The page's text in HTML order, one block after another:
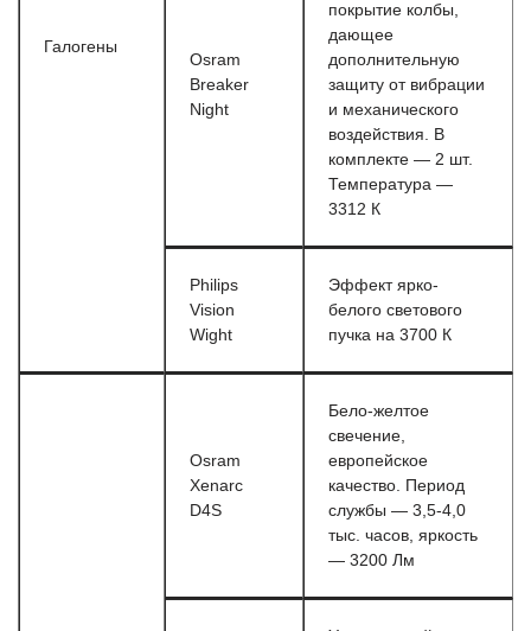
Галогены
Osram
Breaker
Night
покрытие колбы,
дающее
дополнительную
защиту от вибрации
и механического
воздействия. В
комплекте — 2 шт.
Температура —
3312 К
Philips
Vision
Wight
Эффект ярко-
белого светового
пучка на 3700 К
Osram
Xenarc
D4S
Бело-желтое
свечение,
европейское
качество. Период
службы — 3,5-4,0
тыс. часов, яркость
— 3200 Лм